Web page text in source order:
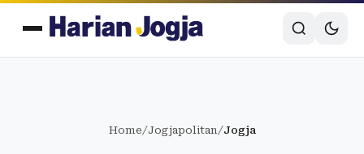
Home/Jogjapolitan/Jogja